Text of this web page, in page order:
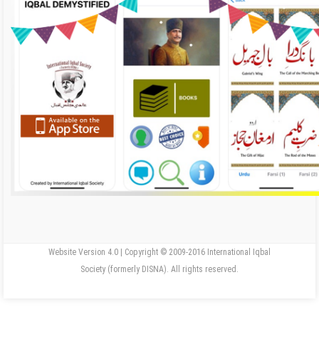
Website Version 4.0 | Copyright © 2009-2016 International Iqbal
Society (formerly DISNA). All rights reserved.